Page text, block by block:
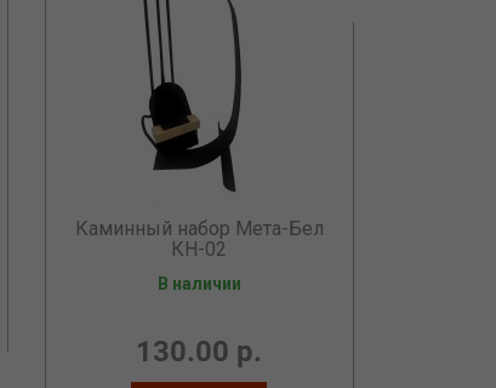
Каминный набор Мета-Бел
КН-02
В наличии
130.00 р.